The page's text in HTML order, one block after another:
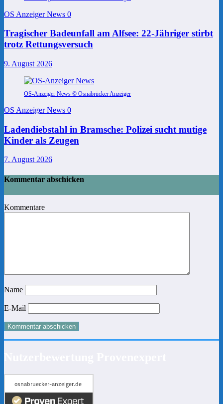
OS Anzeiger News 0
Tragischer Badeunfall am Alfsee: 22-Jähriger stirbt
trotz Rettungsversuch
9. August 2026
OS-Anzeiger News © Osnabrücker Anzeiger
OS Anzeiger News 0
Ladendiebstahl in Bramsche: Polizei sucht mutige
Kinder als Zeugen
7. August 2026
Kommentar abschicken
Kommentare
Name
E-Mail